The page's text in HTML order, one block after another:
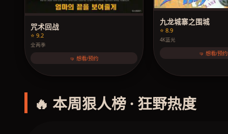
咒术回战
⭐ 9.2
全两季
🤜 想看/预约
九龙城寨之围城
⭐ 8.9
4K蓝光
🤜 想看/预约
🔥 本周狠人榜 · 狂野热度